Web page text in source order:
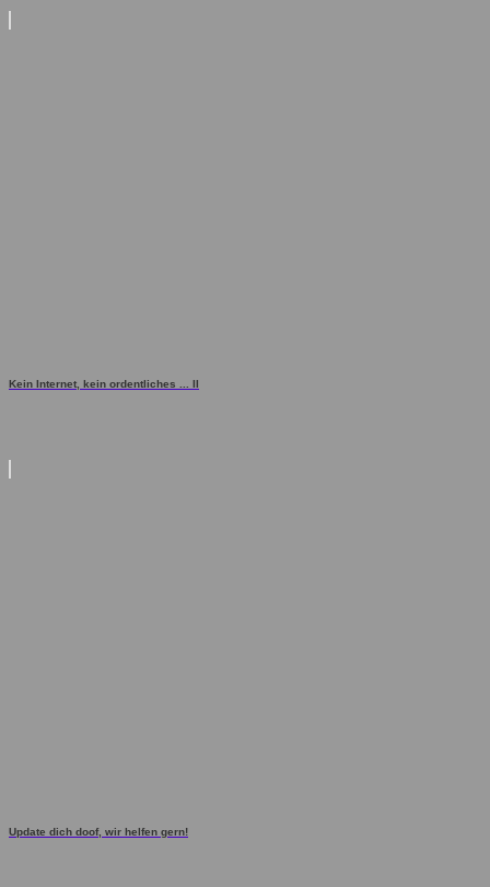
Kein Internet, kein ordentliches ... II
Update dich doof, wir helfen gern!